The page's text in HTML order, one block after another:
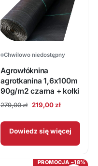
Chwilowo niedostępny
Agrowłóknina
agrotkanina 1,6x100m
90g/m2 czarna + kołki
279,00zł Pierwotna
wynosiła:
279,00 zł.
219,00złAktualna
wynosi:
219,00 zł.
Dowiedz się więcej
PROMOCJA −18%